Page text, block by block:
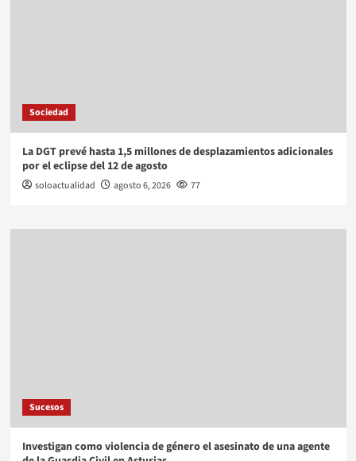
Sociedad
La DGT prevé hasta 1,5 millones de desplazamientos adicionales
por el eclipse del 12 de agosto
soloactualidad agosto 6, 2026 77
Sucesos
Investigan como violencia de género el asesinato de una agente